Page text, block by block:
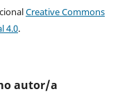
Creative Commons
4.0.
autor/a